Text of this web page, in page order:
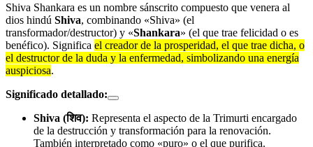
Shiva Shankara es un nombre sánscrito compuesto que venera al
dios hindú Shiva, combinando «Shiva» (el
transformador/destructor) y «Shankara» (el que trae felicidad o es
benéfico). Significa el creador de la prosperidad, el que trae dicha, o
el destructor de la duda y la enfermedad, simbolizando una energía
auspiciosa.
Significado detallado:
Shiva (शिव): Representa el aspecto de la Trimurti encargado
de la destrucción y transformación para la renovación.
También interpretado como «puro» o el que purifica.